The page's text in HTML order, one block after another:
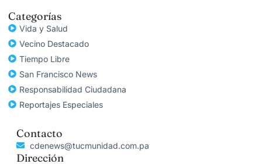
Categorías
Vida y Salud
Vecino Destacado
Tiempo Libre
San Francisco News
Responsabilidad Ciudadana
Reportajes Especiales
Contacto
cdenews@tucmunidad.com.pa
Dirección